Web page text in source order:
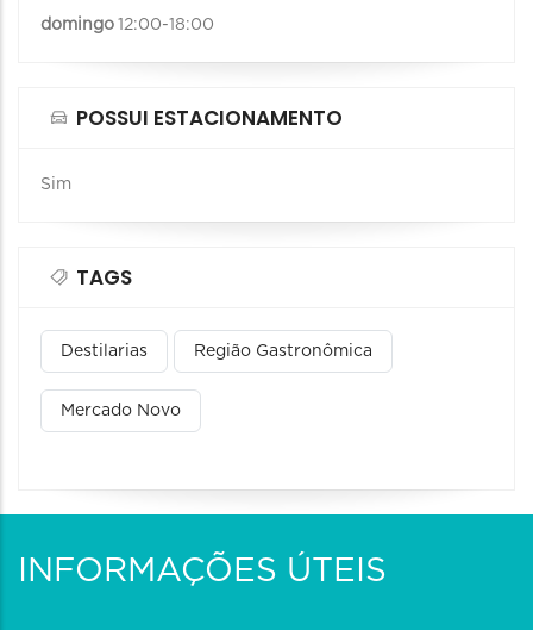
domingo 12:00-18:00
POSSUI ESTACIONAMENTO
Sim
TAGS
Destilarias Região Gastronômica
Mercado Novo
INFORMAÇÕES ÚTEIS